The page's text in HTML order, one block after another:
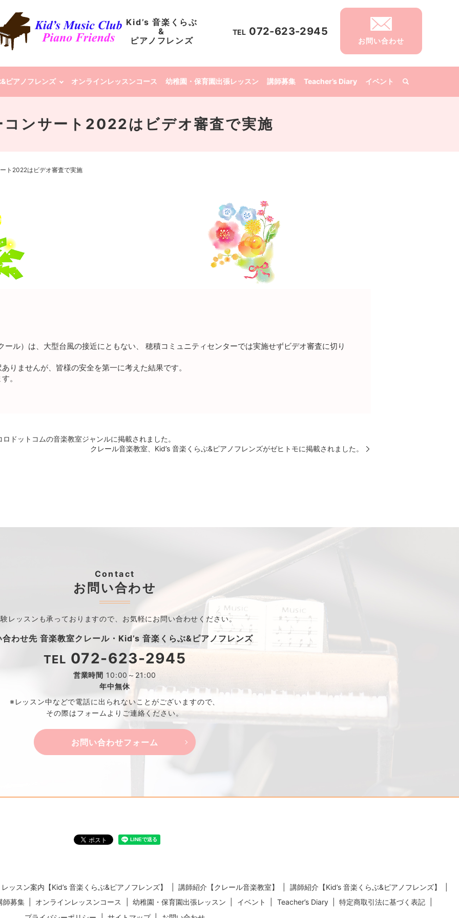
Kid’s 音楽くらぶ
&
ピアノフレンズ
ピアノフレンズ オンラインレッスンコース 幼稚園・保育園出張レッスン 講師募集 Teacher’s Diary イベント
TEL 072-623-2945
お問い合わせ
コンサート2022はビデオ審査で実施
ト2022はビデオ審査で実施
ル）は、大型台風の接近にともない、 穂積コミュニティセンターでは実施せずビデオ審査に切り
りませんが、皆様の安全を第一に考えた結果です。
。
ドットコムの音楽教室ジャンルに掲載されました。
クレール音楽教室、Kid’s 音楽くらぶ&ピアノフレンズがゼヒトモに掲載されました。
Contact
お問い合わせ
レッスンも承っておりますので、 お気軽にお問い合わせください。
合わせ先 音楽教室クレール・ Kid’s 音楽くらぶ&ピアノフレンズ
TEL 072-623-2945
営業時間 10:00～21:00
年中無休
※レッスン中などで電話に出られないことがございますので、
その際はフォームよりご連絡ください。
お問い合わせフォーム
レッスン案内【Kid’s 音楽くらぶ&ピアノフレンズ】 講師紹介【クレール音楽教室】
講師紹介【Kid’s 音楽くらぶ&ピアノフレンズ】
師募集
オンラインレッスンコース 幼稚園・保育園出張レッスン イベント Teacher’s Diary
特定商取引法に基づく表記